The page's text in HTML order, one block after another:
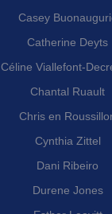
Casey
Catherine Deyts
Céline Viallefont-
Chantal Ruault
Chris en
Cynthia Zittel
Dani Ribeiro
Durene Jones